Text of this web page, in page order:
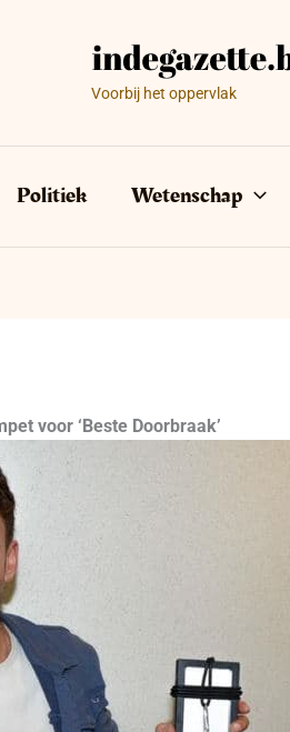
Voorbij het oppervlak
Politiek Wetenschap
voor ‘Beste Doorbraak’